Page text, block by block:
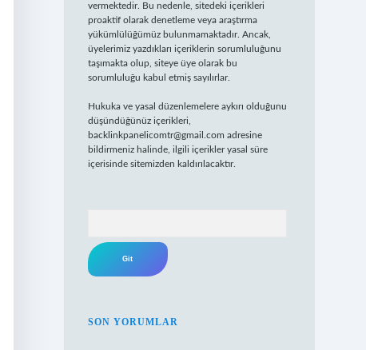
vermektedir. Bu nedenle, sitedeki içerikleri
proaktif olarak denetleme veya araştırma
yükümlülüğümüz bulunmamaktadır. Ancak,
üyelerimiz yazdıkları içeriklerin sorumluluğunu
taşımakta olup, siteye üye olarak bu
sorumluluğu kabul etmiş sayılırlar.
Hukuka ve yasal düzenlemelere aykırı olduğunu
düşündüğünüz içerikleri,
backlinkpanelicomtr@gmail.com adresine
bildirmeniz halinde, ilgili içerikler yasal süre
içerisinde sitemizden kaldırılacaktır.
SON YORUMLAR